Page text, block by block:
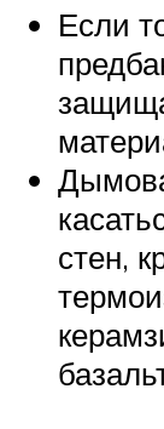
Если
стен,